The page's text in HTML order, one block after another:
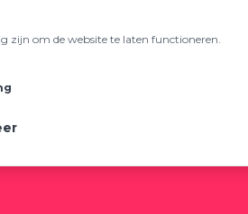
zijn om de website te laten functioneren.
nieuwsbrief én leuke kortingscodes